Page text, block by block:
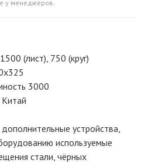
у менеджеров.
(лист), 750 (круг)
3000
устройства,
используемые
стали, чёрных